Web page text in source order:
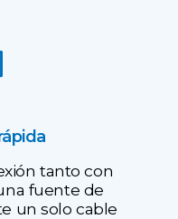
tanto con
fuente de
un solo cable